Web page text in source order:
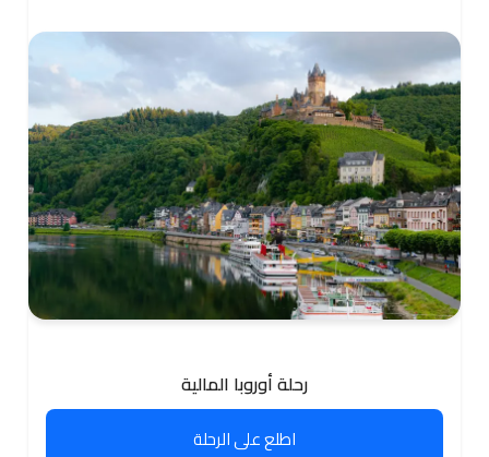
رحلة أوروبا المالية
اطلع على الرحلة